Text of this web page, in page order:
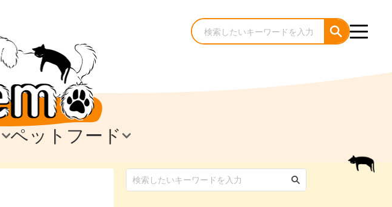
犬のケア・お手入れ
猫のケア・お手入れ
ペットフード